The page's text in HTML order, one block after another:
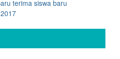
terima siswa baru